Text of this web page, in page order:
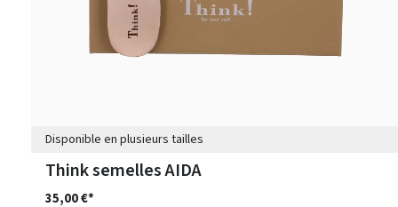
Disponible en plusieurs tailles
Think semelles AIDA
35,00 €*